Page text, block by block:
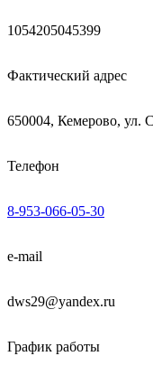
1054205045399
Фактический адрес
650004, Кемерово, ул.
Телефон
8-953-066-05-30
e-mail
dws29@yandex.ru
График работы